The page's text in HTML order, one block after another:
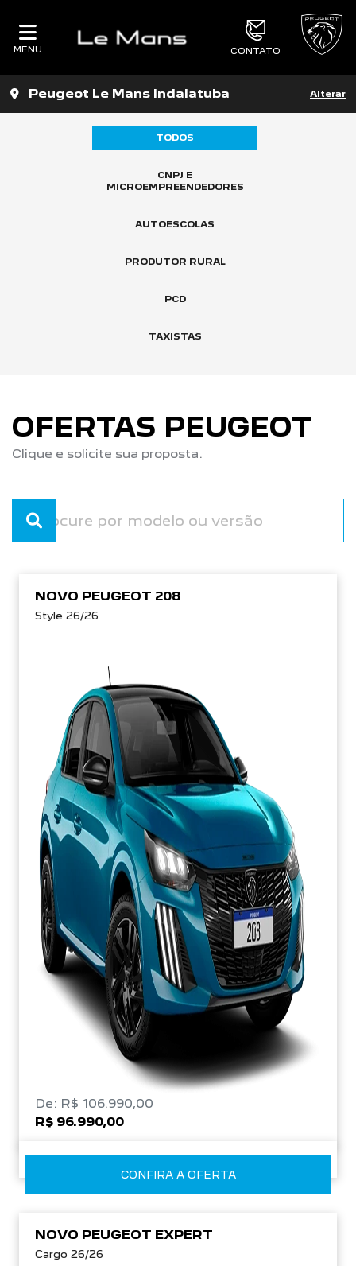
MENU CONTATO
Peugeot Le Mans Indaiatuba Alterar
TODOS
CNPJ E
MICROEMPREENDEDORES
AUTOESCOLAS
PRODUTOR RURAL
PCD
TAXISTAS
OFERTAS PEUGEOT
Clique e solicite sua proposta.
NOVO PEUGEOT 208
Style 26/26
De: R$ 106.990,00
R$ 96.990,00
CONFIRA A OFERTA
NOVO PEUGEOT EXPERT
Cargo 26/26